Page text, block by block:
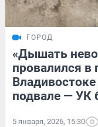
ГОРОД
«Дышать
провалился в
подвале — УК
5 января, 2026, 15:30